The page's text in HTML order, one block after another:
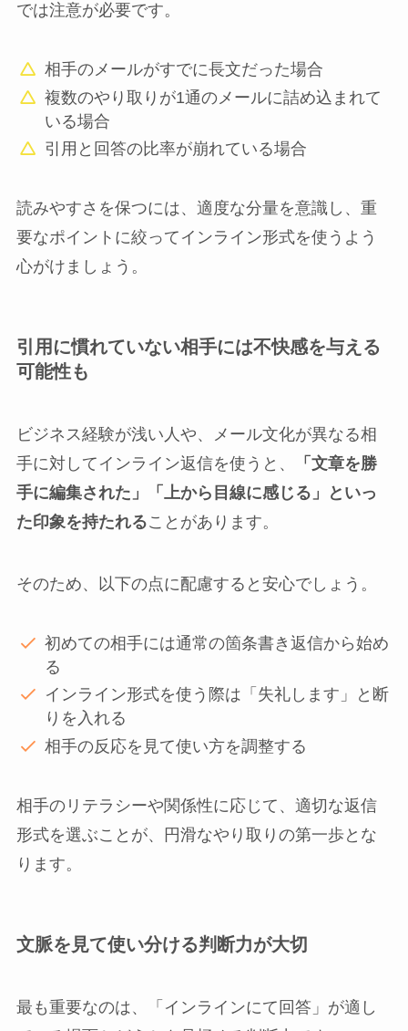
では注意が必要です。
相手のメールがすでに長文だった場合
複数のやり取りが1通のメールに詰め込まれて
いる場合
引用と回答の比率が崩れている場合
読みやすさを保つには、適度な分量を意識し、重
要なポイントに絞ってインライン形式を使うよう
心がけましょう。
引用に慣れていない相手には不快感を与える
可能性も
ビジネス経験が浅い人や、メール文化が異なる相
手に対してインライン返信を使うと、
「文章を勝
手に編集された」「上から目線に感じる」といっ
た印象を持たれることがあります。
そのため、以下の点に配慮すると安心でしょう。
初めての相手には通常の箇条書き返信から始め
る
インライン形式を使う際は「失礼します」と断
りを入れる
相手の反応を見て使い方を調整する
相手のリテラシーや関係性に応じて、適切な返信
形式を選ぶことが、円滑なやり取りの第一歩とな
ります。
文脈を見て使い分ける判断力が大切
最も重要なのは、「インラインにて回答」が適し